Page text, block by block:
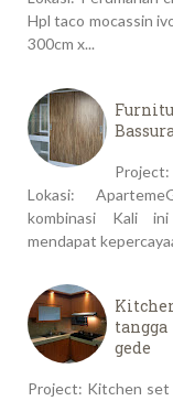
Hpl taco mocassin
300cm x...
Lokasi:
kombinasi Kali
mendapat
gede
Project: Kitchen set